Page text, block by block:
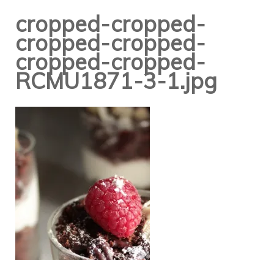
cropped-cropped-
cropped-cropped-
cropped-cropped-
RCMU1871-3-1.jpg